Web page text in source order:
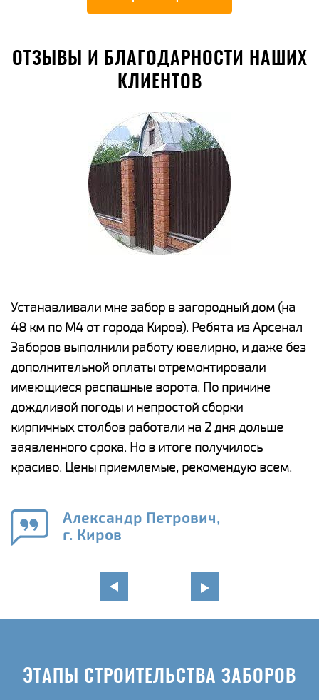
ОТЗЫВЫ И БЛАГОДАРНОСТИ НАШИХ
КЛИЕНТОВ
Устанавливали мне забор в загородный дом (на
48 км по М4 от города Киров). Ребята из Арсенал
Заборов выполнили работу ювелирно, и даже без
дополнительной оплаты отремонтировали
имеющиеся распашные ворота. По причине
дождливой погоды и непростой сборки
кирпичных столбов работали на 2 дня дольше
заявленного срока. Но в итоге получилось
красиво. Цены приемлемые, рекомендую всем.
Александр Петрович,
г. Киров
ЭТАПЫ СТРОИТЕЛЬСТВА ЗАБОРОВ